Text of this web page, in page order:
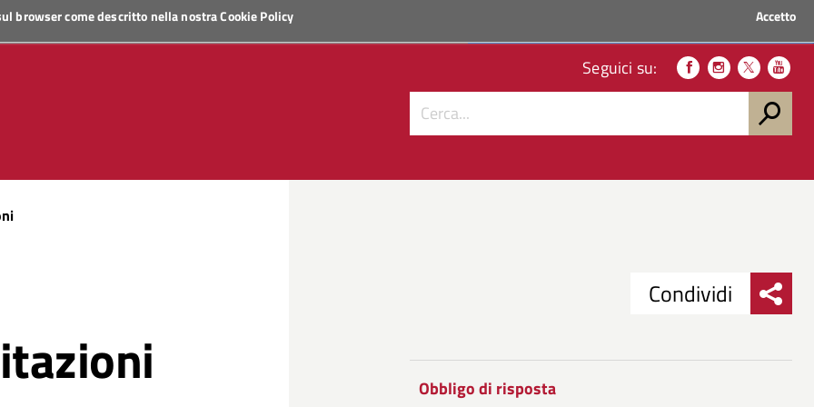
browser come descritto nella nostraCookie Policy Accetto
Seguici su:
Condividi
Obbligo di risposta